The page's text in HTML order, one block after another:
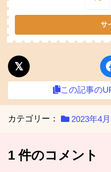
この記事の
カテゴリー： 2023年4月
1 件のコメント